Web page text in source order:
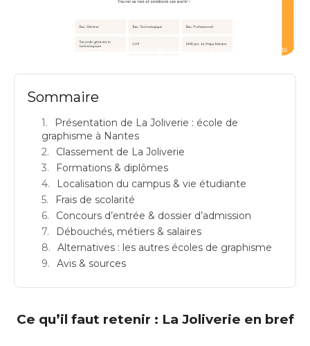
La Joliverie présentation de l'école de graphisme à Nantes: formations
Sommaire
Présentation de La Joliverie : école de
graphisme à Nantes
Classement de La Joliverie
Formations & diplômes
Localisation du campus & vie étudiante
Frais de scolarité
Concours d’entrée & dossier d’admission
Débouchés, métiers & salaires
Alternatives : les autres écoles de graphisme
Avis & sources
Ce qu’il faut retenir : La Joliverie en bref